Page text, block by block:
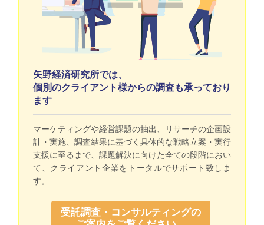
矢野経済研究所では、
個別のクライアント様からの調査も承っており
ます
マーケティングや経営課題の抽出、リサーチの企画設
計・実施、調査結果に基づく具体的な戦略立案・実行
支援に至るまで、課題解決に向けた全ての段階におい
て、クライアント企業をトータルでサポート致しま
す。
受託調査・コンサルティングの